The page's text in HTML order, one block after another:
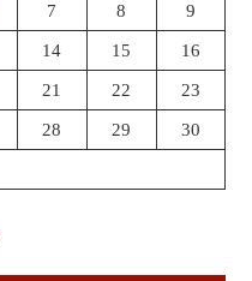
7 8 9
14 15 16
21 22 23
28 29 30